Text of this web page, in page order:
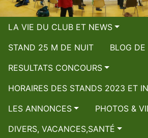
LA VIE DU CLUB ET NEWS
STAND 25 M DE NUIT
BLOG DE
RESULTATS CONCOURS
HORAIRES DES STANDS 2023 ET
LES ANNONCES
PHOTOS &
DIVERS, VACANCES,SANTÉ